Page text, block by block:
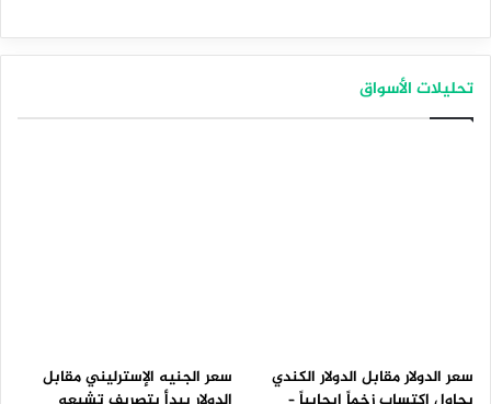
تحليلات الأسواق
سعر الدولار مقابل الدولار الكندي
سعر الجنيه الإسترليني مقابل